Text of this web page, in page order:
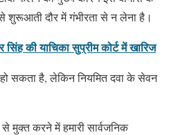
शुरूआती दौर में गंभीरता से न लेना है।
की याचिका सुप्रीम कोर्ट में खारिज
हो सकता है, लेकिन नियमित दवा के सेवन
मुक्त करने में हमारी सार्वजनिक